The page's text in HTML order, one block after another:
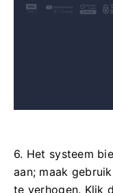
6. Het systeem
aan; maak
te verhogen. Klik